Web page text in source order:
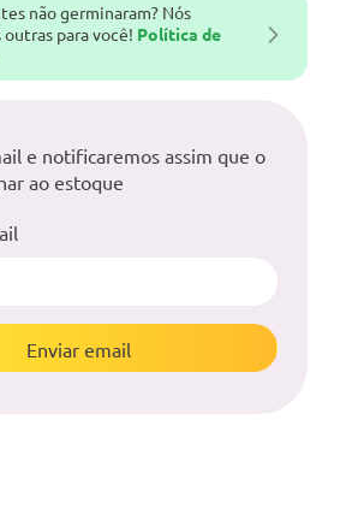
não germinaram? Nós
para você! Política de
e notificaremos assim que o
ao estoque
Enviar email